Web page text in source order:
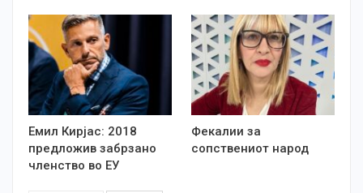
Емил Кирјас: 2018
предложив забрзано
членство во ЕУ
Фекалии за
сопствениот народ